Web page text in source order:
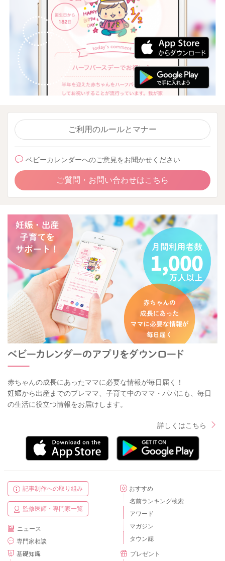
ご利用のルールとマナー
ベビーカレンダーへのご意見をお聞かせください
ご質問・お問い合わせはこちら
赤ちゃんの成長にあったママに必要な情報が毎日届く！
妊娠から出産までのプレママ、子育て中のママ・パパにも、毎日
の生活に役立つ情報をお届けします。
詳しくはこちら
記事制作への取り組み
監修医師・専門家一覧
ニュース
専門家相談
基礎知識
おすすめ
名前ランキング検索
アワード
マガジン
タウン誌
プレゼント